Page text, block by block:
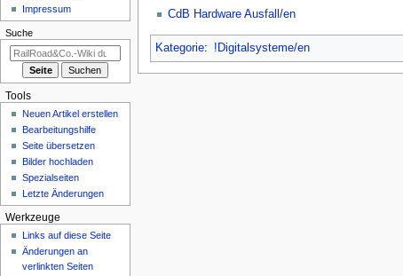
CdB Hardware Ausfall/en
Kategorie: !Digitalsysteme/en
i
o
m
Impressum
Suche
Tools
Neuen Artikel erstellen
Bearbeitungshilfe
Seite übersetzen
Bilder hochladen
Spezialseiten
Letzte Änderungen
Werkzeuge
Links auf diese Seite
Änderungen an
verlinkten Seiten